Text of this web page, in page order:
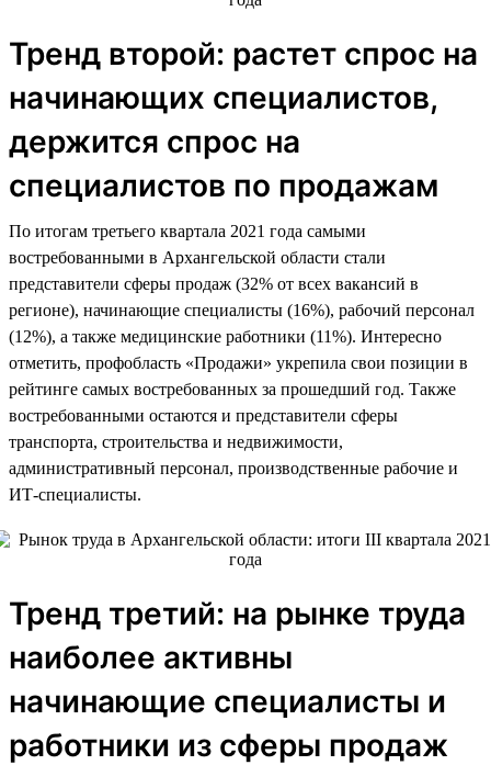
Тренд второй: растет спрос на
начинающих специалистов,
держится спрос на
специалистов по продажам
По итогам третьего квартала 2021 года самыми
востребованными в Архангельской области стали
представители сферы продаж (32% от всех вакансий в
регионе), начинающие специалисты (16%), рабочий персонал
(12%), а также медицинские работники (11%). Интересно
отметить, профобласть «Продажи» укрепила свои позиции в
рейтинге самых востребованных за прошедший год. Также
востребованными остаются и представители сферы
транспорта, строительства и недвижимости,
административный персонал, производственные рабочие и
ИТ-специалисты.
Тренд третий: на рынке труда
наиболее активны
начинающие специалисты и
работники из сферы продаж